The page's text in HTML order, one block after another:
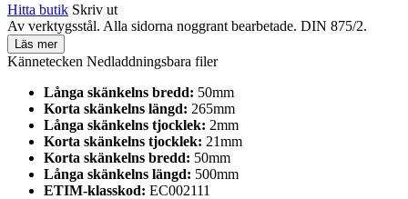
Hitta butik Skriv ut
Av verktygsstål. Alla sidorna noggrant bearbetade. DIN 875/2.
Läs mer
Kännetecken Nedladdningsbara filer
Långa skänkelns bredd: 50mm
Korta skänkelns längd: 265mm
Långa skänkelns tjocklek: 2mm
Korta skänkelns tjocklek: 21mm
Korta skänkelns bredd: 50mm
Långa skänkelns längd: 500mm
ETIM-klasskod: EC002111